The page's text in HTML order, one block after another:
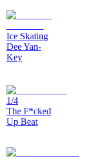
Ice Skating
Dee Yan-
Key
1/4
The F*cked
Up Beat